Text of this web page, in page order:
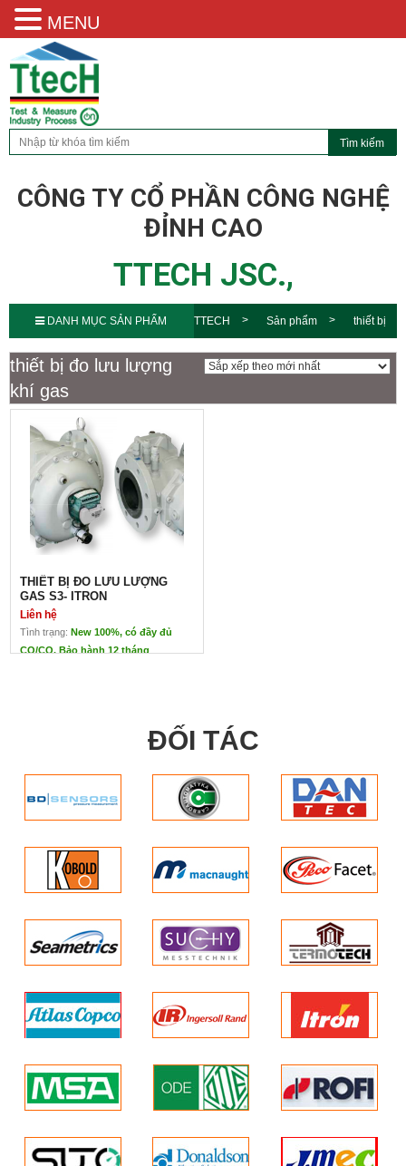
CÔNG TY CỔ PHẦN CÔNG NGHỆ
ĐỈNH CAO
TTECH JSC.,
DANH MỤC SẢN PHẨM TTECH Sản phẩm thiết bị
đo lưu lượng khí gas
thiết bị đo lưu lượng
khí gas
THIẾT BỊ ĐO LƯU LƯỢNG
GAS S3- ITRON
Liên hệ
Tình trạng: New 100%, có đầy đủ
CO/CQ. Bảo hành 12 tháng
Ứng dụng: đo lưu lượng của các loại khí gas, khí không ăn
không có va chạm, an toàn và trong môi trường khắc nghiệt
Do kích thước từ mặt bích đến mặt bích nên có thể thay thế
Loại S3-Flow sử dụng công nghệ đo s-flow ứng dụng cho
ĐỐI TÁC
MENU